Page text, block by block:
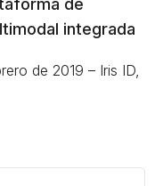
de
integrada
de 2019 – Iris ID,